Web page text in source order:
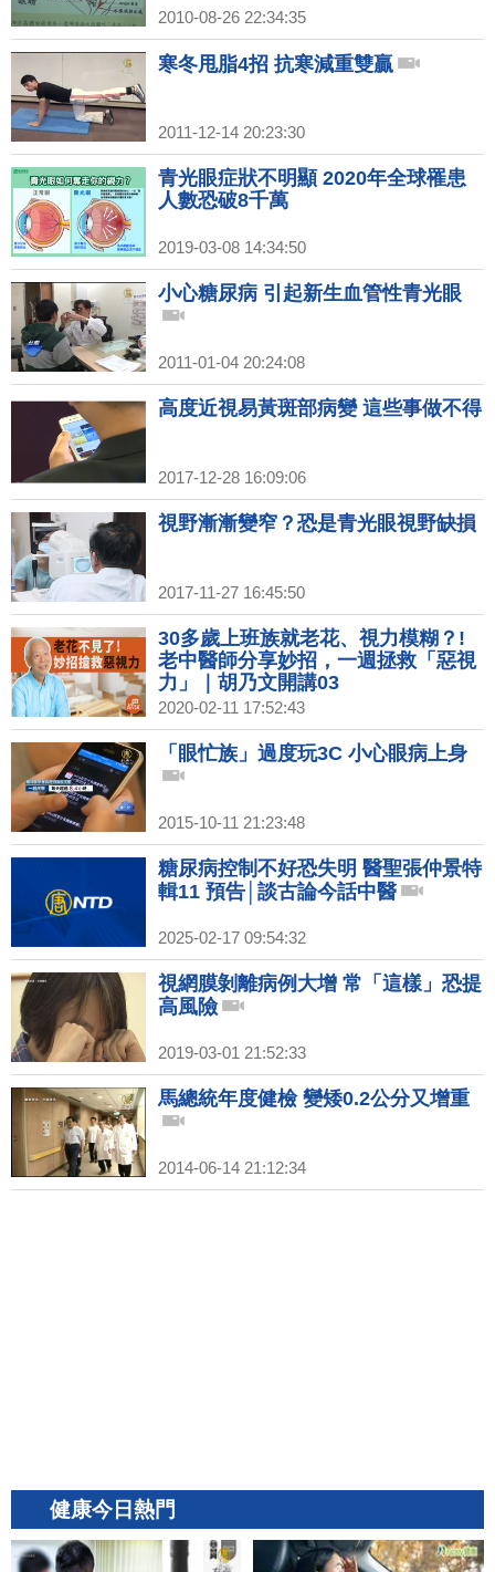
2010-08-26 22:34:35
寒冬甩脂4招 抗寒減重雙贏
2011-12-14 20:23:30
青光眼症狀不明顯 2020年全球罹患
人數恐破8千萬
2019-03-08 14:34:50
小心糖尿病 引起新生血管性青光眼
2011-01-04 20:24:08
高度近視易黃斑部病變 這些事做不得
2017-12-28 16:09:06
視野漸漸變窄？恐是青光眼視野缺損
2017-11-27 16:45:50
30多歲上班族就老花、視力模糊？!
老中醫師分享妙招，一週拯救「惡視
力」｜胡乃文開講03
2020-02-11 17:52:43
「眼忙族」過度玩3C 小心眼病上身
2015-10-11 21:23:48
糖尿病控制不好恐失明 醫聖張仲景特
輯11 預告│談古論今話中醫
2025-02-17 09:54:32
視網膜剝離病例大增 常「這樣」恐提
高風險
2019-03-01 21:52:33
馬總統年度健檢 變矮0.2公分又增重
2014-06-14 21:12:34
健康今日熱門